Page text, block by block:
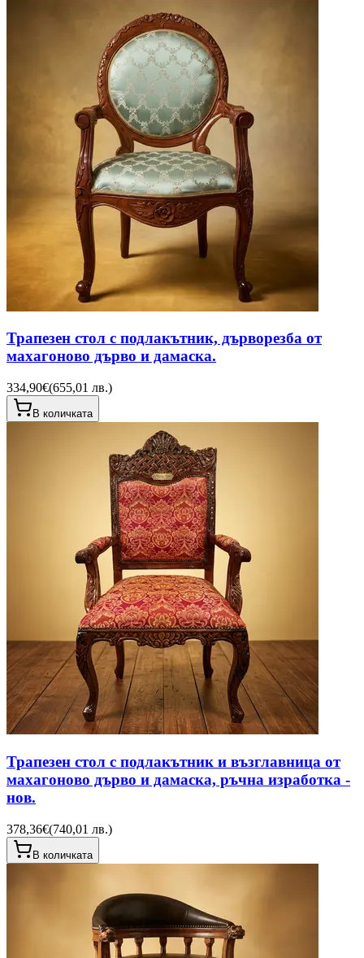
Трапезен стол с подлакътник, дърворезба от
махагоново дърво и дамаска.
334,90€(655,01 лв.)
В количката
Трапезен стол с подлакътник и възглавница от
махагоново дърво и дамаска, ръчна изработка -
нов.
378,36€(740,01 лв.)
В количката